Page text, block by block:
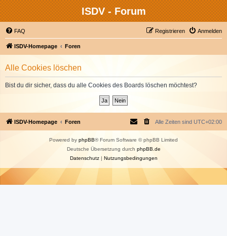
ISDV - Forum
FAQ Anmelden
Registrieren
ISDV-Homepage Foren
Alle Cookies löschen
Bist du dir sicher, dass du alle Cookies des Boards löschen möchtest?
ISDV-Homepage Foren Alle Zeiten sind UTC+02:00
Powered by phpBB® Forum Software © phpBB Limited
Deutsche Übersetzung durch phpBB.de
Datenschutz| Nutzungsbedingungen